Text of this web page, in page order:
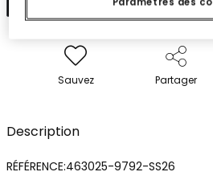
Sauvez Partager
Description
RÉFÉRENCE:463025-9792-SS26